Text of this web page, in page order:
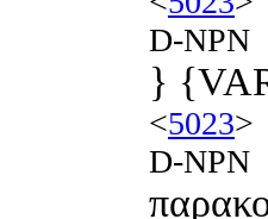
D-NPN
}
<5023>
D-NPN